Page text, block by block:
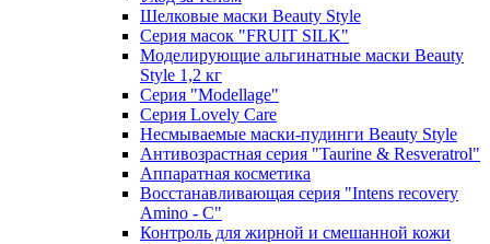
Шелковые маски Beauty Style
Серия масок "FRUIT SILK"
Моделирующие альгинатные маски Beauty
Style 1,2 кг
Серия "Modellage"
Cерия Lovely Care
Несмываемые маски-пудинги Beauty Style
Антивозрастная серия "Taurine & Resveratrol"
Аппаратная косметика
Восстанавливающая серия "Intens recovery
Amino - C"
Контроль для жирной и смешанной кожи